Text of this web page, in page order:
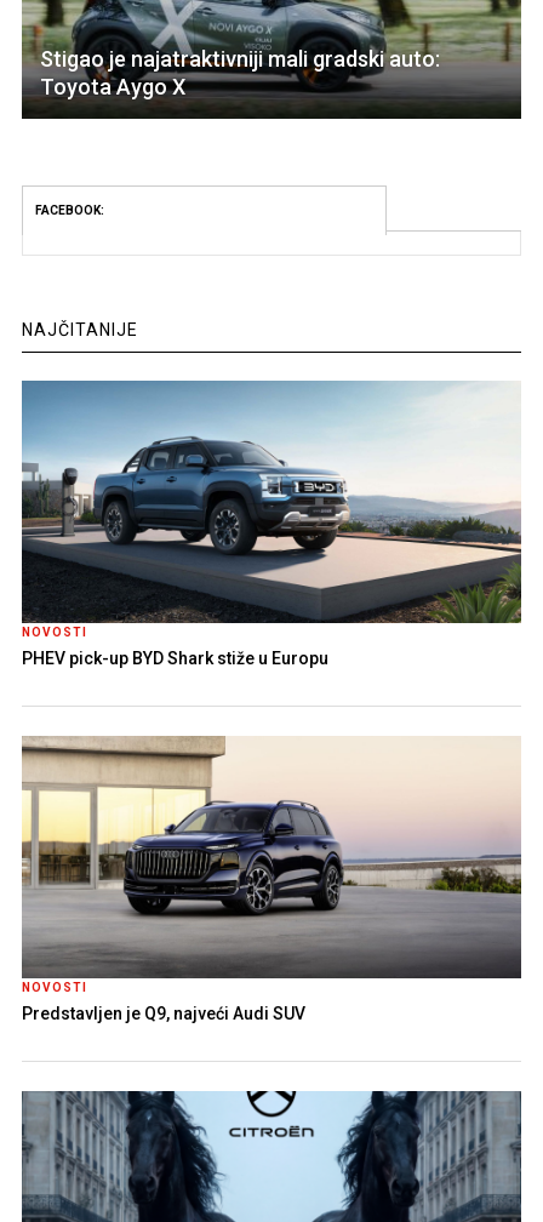
Stigao je najatraktivniji mali gradski auto:
Toyota Aygo X
FACEBOOK:
NAJČITANIJE
NOVOSTI
PHEV pick-up BYD Shark stiže u Europu
NOVOSTI
Predstavljen je Q9, najveći Audi SUV